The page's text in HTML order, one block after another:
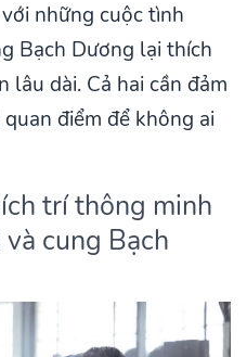
những cuộc tình
Bạch Dương lại thích
lâu dài. Cả hai cần đảm
điểm để không ai
trí thông minh
cung Bạch